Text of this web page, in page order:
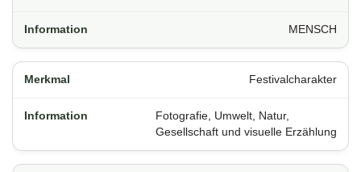
MENSCH
Festivalcharakter
Fotografie, Umwelt, Natur,
Gesellschaft und visuelle Erzählung